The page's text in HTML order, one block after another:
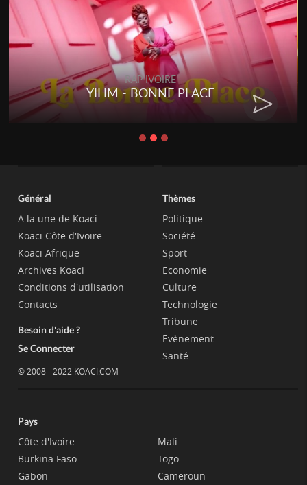
PLACE
RAP
RENARD
CHAT
Général
A la une de Koaci
Koaci Côte d'Ivoire
Koaci Afrique
Archives Koaci
Conditions d'utilisation
Contacts
Besoin d'aide ?
Se Connecter
© 2008 - 2022 KOACI.COM
Thèmes
Politique
Société
Sport
Economie
Culture
Technologie
Tribune
Evènement
Santé
Pays
Côte d'Ivoire
Burkina Faso
Gabon
Mali
Togo
Cameroun